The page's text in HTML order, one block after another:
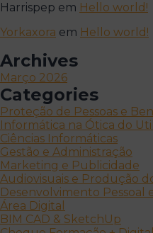
Harrispep em Hello world!
Yorkaxora em Hello world!
Archives
Março 2026
Categories
Proteção de Pessoas e
Informática na Ótica do
Ciências Informáticas
Gestão e Administração
Marketing e Publicidade
Audiovisuais e Produção
Desenvolvimento Pessoal
Área Digital
BIM CAD & SketchUp